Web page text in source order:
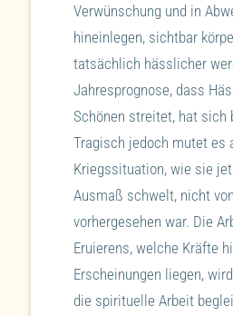
Verwünschung und in
hineinlegen, sichtbar
tatsächlich hässlicher
Jahresprognose, dass
Schönen streitet, hat sich
Tragisch jedoch mutet es
Kriegssituation, wie sie
Ausmaß schwelt, nicht
vorhergesehen war. Die
Eruierens, welche Kräfte
Erscheinungen liegen,
die spirituelle Arbeit